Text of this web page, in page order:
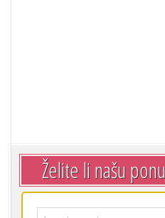
Želite li našu